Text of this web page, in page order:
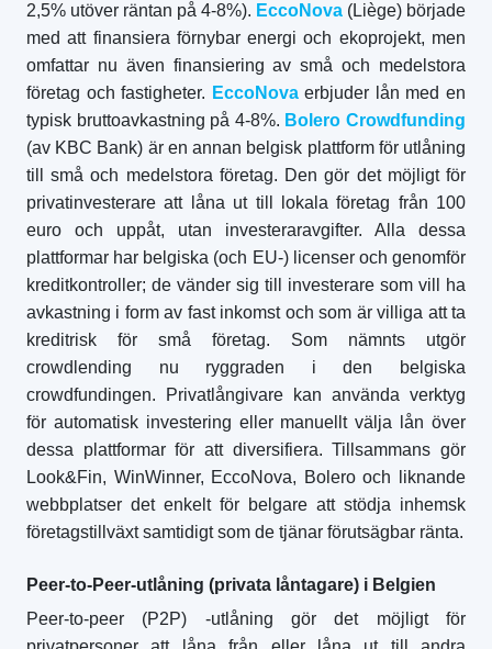
2,5% utöver räntan på 4-8%). EccoNova (Liège) började
med att finansiera förnybar energi och ekoprojekt, men
omfattar nu även finansiering av små och medelstora
företag och fastigheter. EccoNovaerbjuder lån med en
typisk bruttoavkastning på 4-8%. Bolero Crowdfunding
(av KBC Bank) är en annan belgisk plattform för utlåning
till små och medelstora företag. Den gör det möjligt för
privatinvesterare att låna ut till lokala företag från 100
euro och uppåt, utan investeraravgifter. Alla dessa
plattformar har belgiska (och EU-) licenser och genomför
kreditkontroller; de vänder sig till investerare som vill ha
avkastning i form av fast inkomst och som är villiga att ta
kreditrisk för små företag. Som nämnts utgör
crowdlending nu ryggraden i den belgiska
crowdfundingen. Privatlångivare kan använda verktyg
för automatisk investering eller manuellt välja lån över
dessa plattformar för att diversifiera. Tillsammans gör
Look&Fin, WinWinner, EccoNova, Bolero och liknande
webbplatser det enkelt för belgare att stödja inhemsk
företagstillväxt samtidigt som de tjänar förutsägbar ränta.
Peer-to-Peer-utlåning (privata låntagare) i Belgien
Peer-to-peer (P2P) -utlåning gör det möjligt för